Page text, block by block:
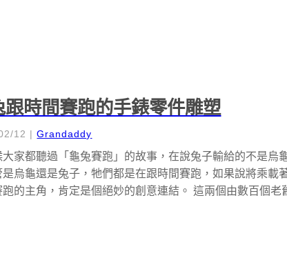
跟時間賽跑的手錶零件雕塑
12 |Grandaddy
大家都聽過「龜兔賽跑」的故事，在說兔子輸給的不是烏
是烏龜還是兔子，牠們都是在跟時間賽跑，如果說將乘載
跑的主角，肯定是個絕妙的創意連結。 這兩個由數百個老